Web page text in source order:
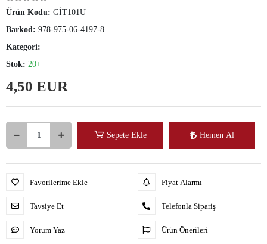
Ürün Kodu: GİT101U
Barkod: 978-975-06-4197-8
Kategori:
Stok: 20+
4,50 EUR
Sepete Ekle Hemen Al
Favorilerime Ekle
Tavsiye Et
Yorum Yaz
Fiyat Alarmı
Telefonla Sipariş
Ürün Önerileri